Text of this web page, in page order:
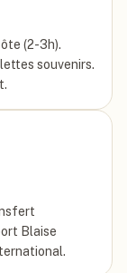
(2-3h).
souvenirs.
Blaise